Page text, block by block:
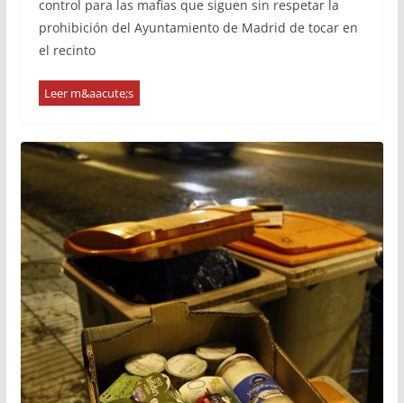
control para las mafias que siguen sin respetar la
prohibición del Ayuntamiento de Madrid de tocar en
el recinto